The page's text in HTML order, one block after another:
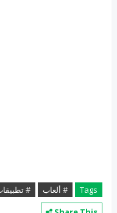
Tags # ألعاب
#